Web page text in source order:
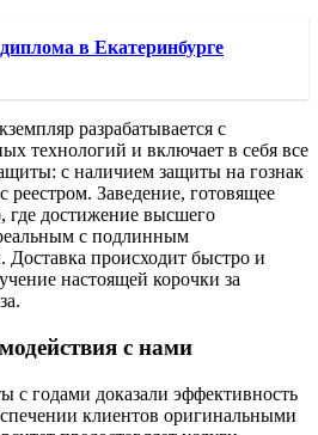
в Екатеринбурге
разрабатывается с
технологий и включает в себя все
с наличием защиты на гознак
реестром. Заведение, готовящее
где достижение высшего
с подлинным
Доставка происходит быстро и
настоящей корочки за
с нами
c годами доказали эффективность
клиентов оригинальными